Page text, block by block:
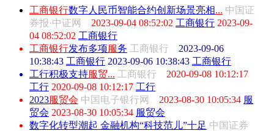
工商银行数字人民币智能合约创新场景亮相... 中国证
券报·中证网 2023-09-04 08:52:02 工商银行 2023-09-
04 08:52:02 工商银行
工商银行发布多项服务 工商银行 2023-09-06
10:38:43 工商银行 2023-09-06 10:38:43 工商银行
工行积极支持服贸... 工商银行 2020-09-08 10:12:17
工行 2020-09-08 10:12:17 工行
2023服贸会 中国电子银行网 2023-08-30 10:05:34 服
贸会 2023-08-30 10:05:34 服贸会
数字化转型潮起 金融机构“科技范儿”十足 中国证券